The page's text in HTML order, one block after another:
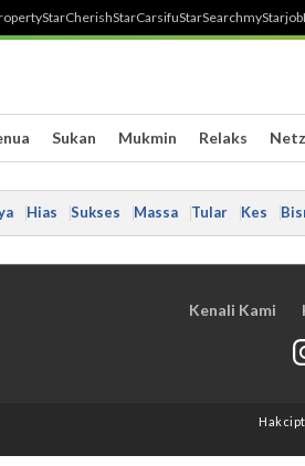
StarCherishStarCarsifuStarSearchmyStarjob
Sukan Mukmin Relaks
Hias Sukses Massa Tular Kes
Kenali Kami